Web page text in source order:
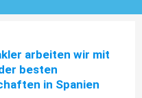
arbeiten wir mit
besten
in Spanien